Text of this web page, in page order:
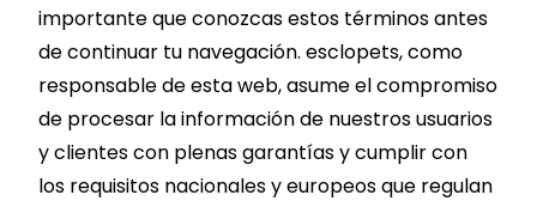
importante que conozcas estos términos antes
de continuar tu navegación. esclopets, como
responsable de esta web, asume el compromiso
de procesar la información de nuestros usuarios
y clientes con plenas garantías y cumplir con
los requisitos nacionales y europeos que regulan